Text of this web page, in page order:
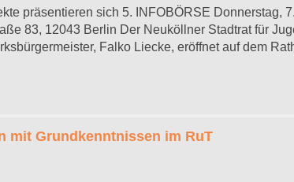
präsentieren sich 5. INFOBÖRSE Donnerstag,
83, 12043 Berlin Der Neuköllner Stadtrat für
Falko Liecke, eröffnet auf dem
mit Grundkenntnissen im RuT